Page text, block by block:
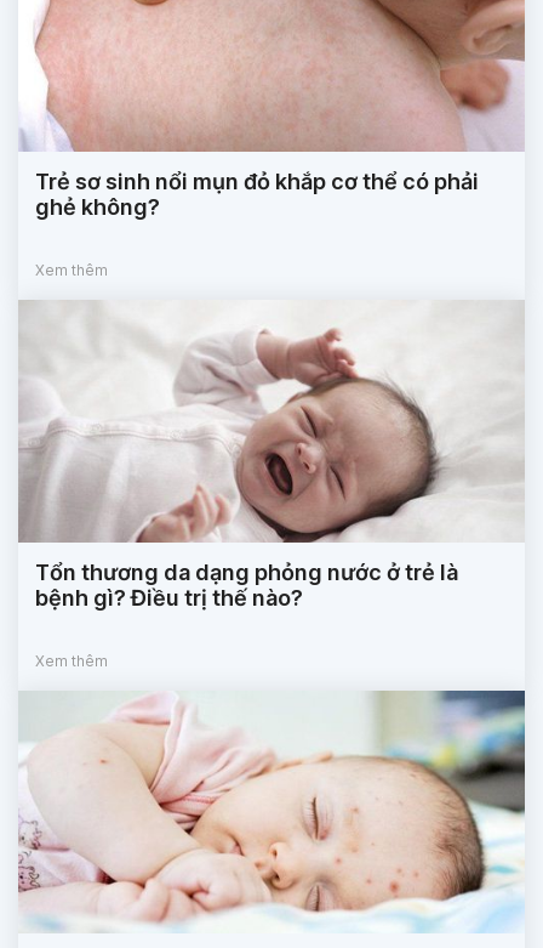
Trẻ sơ sinh nổi mụn đỏ khắp cơ thể có phải
ghẻ không?
Xem thêm
Tổn thương da dạng phỏng nước ở trẻ là
bệnh gì? Điều trị thế nào?
Xem thêm